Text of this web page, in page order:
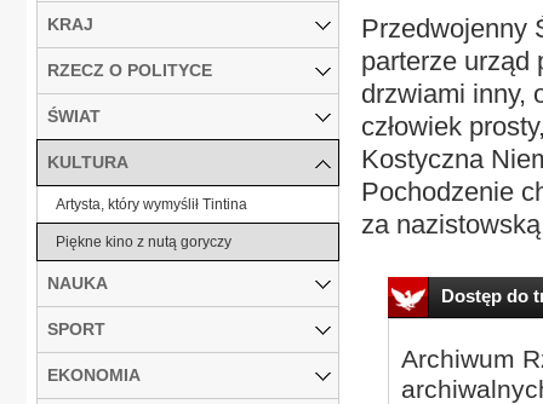
Przedwojenny
parterze urząd
drzwiami inny,
człowiek
Kostyczna
Pochodzenie
za
Dostęp do
Archiwum
KRAJ
RZECZ O POLITYCE
ŚWIAT
KULTURA
Artysta, który wymyślił Tintina
Piękne kino z nutą goryczy
NAUKA
SPORT
EKONOMIA